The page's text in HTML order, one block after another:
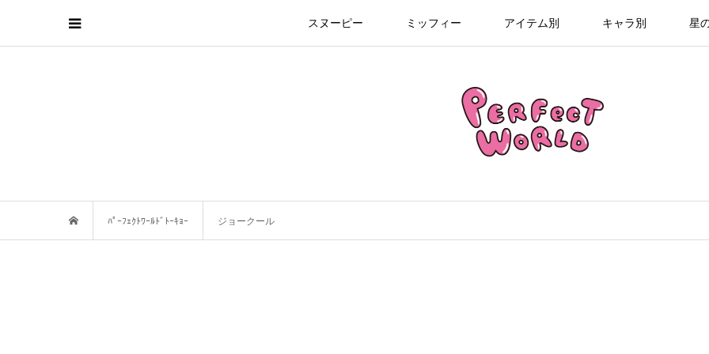
スヌーピー ミッフィー アイテム別 キャラ別 星
ﾊﾟｰﾌｪｸﾄﾜｰﾙﾄﾞﾄｰｷｮｰ ジョークール